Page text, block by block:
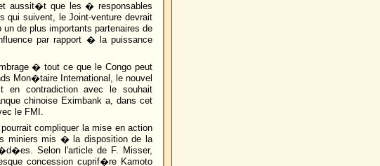
aussit�t que les � responsables
suivent, le Joint-venture devrait
de plus importants partenaires de
par rapport � la puissance
� tout ce que le Congo peut
Mon�taire International, le nouvel
en contradiction avec le souhait
chinoise Eximbank a, dans cet
le FMI.
compliquer la mise en action
miniers mis � la disposition de la
Selon l'article de F. Misser,
concession cuprif�re Kamoto